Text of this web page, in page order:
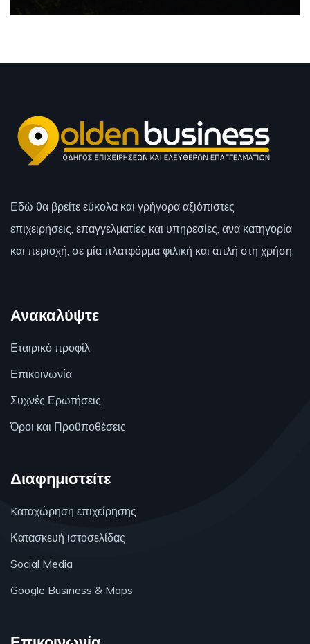
Εδώ θα βρείτε εύκολα και γρήγορα αξιόπιστες
επιχειρήσεις, επαγγελματίες και υπηρεσίες, ανά κατηγορία
και περιοχή, σε μία πλατφόρμα φιλική και απλή στη χρήση.
Ανακαλύψτε
Εταιρικό προφίλ
Επικοινωνία
Συχνές Ερωτήσεις
Όροι και Προϋποθέσεις
Διαφημιστείτε
Kαταχώρηση επιχείρησης
Κατασκευή ιστοσελίδας
Social Media
Google Business & Maps